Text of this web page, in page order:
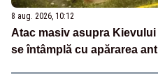
8 aug. 2026, 10:12
Atac masiv asupra
se întâmplă cu apărarea